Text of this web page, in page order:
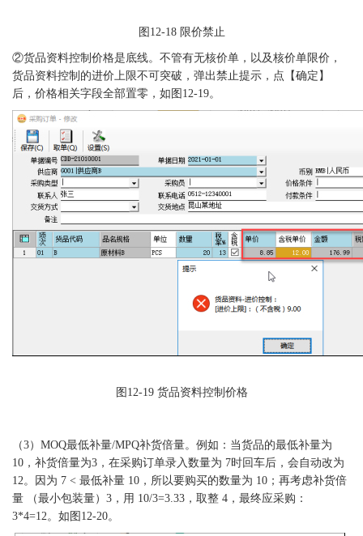
图 12-18 限价禁止
②货品资料控制价格是底线。不管有无核价单，以及核价单限价，
货品资料控制的进价上限不可突破，弹出禁止提示，点【确定】
后，价格相关字段全部置零，如图12-19。
图 12-19 货品资料控制价格
（3）MOQ最低补量/MPQ补货倍量。例如：当货品的最低补量为
10，补货倍量为3，在采购订单录入数量为 7时回车后，会自动改为
12。因为 7 < 最低补量 10，所以要购买的数量为 10；再考虑补货倍
量 （最小包装量）3，用 10/3=3.33，取整 4，最终应采购：
3*4=12。如图12-20。